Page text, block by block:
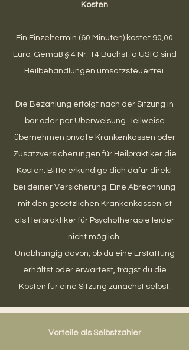
Kosten
Ein Einzeltermin (60 Minuten) kostet 90,00
Euro. Gemäß § 4 Nr. 14 Buchst. a UStG sind
Heilbehandlungen umsatzsteuerfrei.
Die Bezahlung erfolgt nach der Sitzung in
bar oder per Überweisung. Teilweise
übernehmen private Krankenkassen oder
Zusatzversicherungen für Heilpraktiker die
Kosten. Bitte erkundige dich dafür direkt
bei deiner Versicherung. Eine Abrechnung
mit den gesetzlichen Krankenkassen ist
als Heilpraktiker für Psychotherapie leider
nicht möglich.
Unabhängig davon, ob du eine Erstattung
erhältst oder erwartest, trägst du die
Kosten für eine Sitzung zunächst selbst.
Vorteile als Selbstzahler